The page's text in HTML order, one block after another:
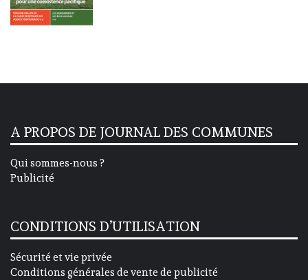
A PROPOS DE JOURNAL DES COMMUNES
Qui sommes-nous ?
Publicité
CONDITIONS D’UTILISATION
Sécurité et vie privée
Conditions générales de vente de publicité